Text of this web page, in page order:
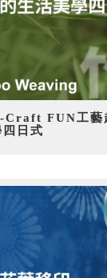
Craft FUN工藝
日式